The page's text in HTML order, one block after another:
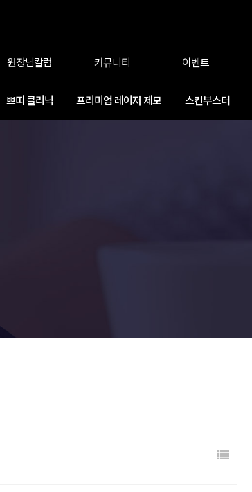
원장님칼럼 커뮤니티 이벤트
쁘띠 클리닉 프리미엄 레이저 제모 스킨부스터